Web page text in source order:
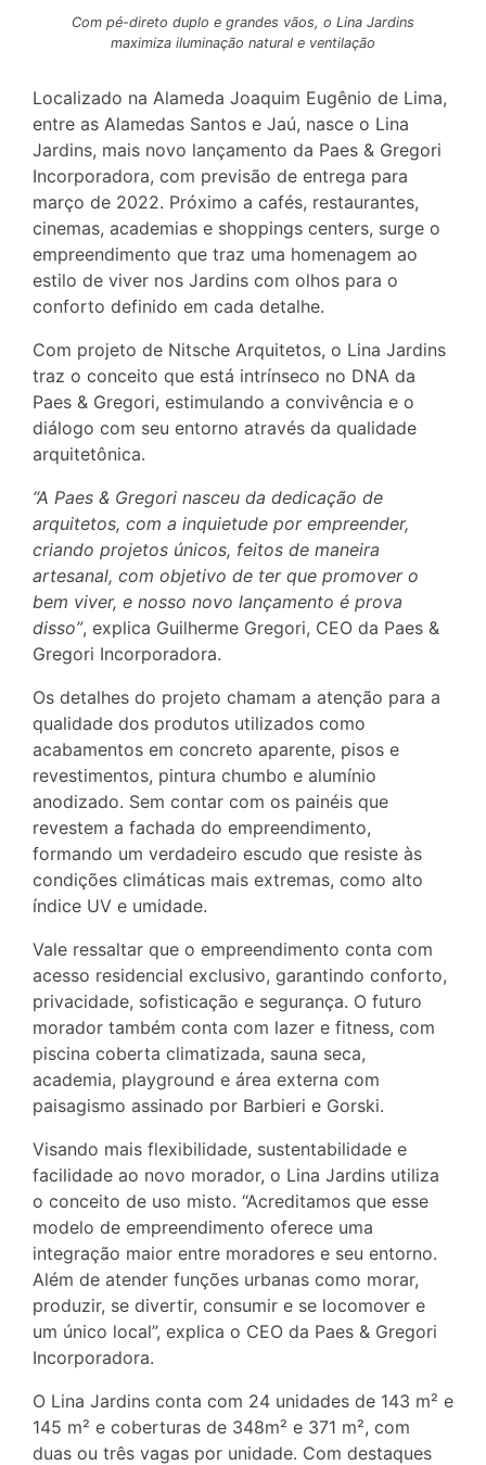
Com pé-direto duplo e grandes vãos, o Lina Jardins
maximiza iluminação natural e ventilação
Localizado na Alameda Joaquim Eugênio de Lima,
entre as Alamedas Santos e Jaú, nasce o Lina
Jardins, mais novo lançamento da Paes & Gregori
Incorporadora, com previsão de entrega para
março de 2022. Próximo a cafés, restaurantes,
cinemas, academias e shoppings centers, surge o
empreendimento que traz uma homenagem ao
estilo de viver nos Jardins com olhos para o
conforto definido em cada detalhe.
Com projeto de Nitsche Arquitetos, o Lina Jardins
traz o conceito que está intrínseco no DNA da
Paes & Gregori, estimulando a convivência e o
diálogo com seu entorno através da qualidade
arquitetônica.
“A Paes & Gregori nasceu da dedicação de
arquitetos, com a inquietude por empreender,
criando projetos únicos, feitos de maneira
artesanal, com objetivo de ter que promover o
bem viver, e nosso novo lançamento é prova
disso”, explica Guilherme Gregori, CEO da Paes &
Gregori Incorporadora.
Os detalhes do projeto chamam a atenção para a
qualidade dos produtos utilizados como
acabamentos em concreto aparente, pisos e
revestimentos, pintura chumbo e alumínio
anodizado. Sem contar com os painéis que
revestem a fachada do empreendimento,
formando um verdadeiro escudo que resiste às
condições climáticas mais extremas, como alto
índice UV e umidade.
Vale ressaltar que o empreendimento conta com
acesso residencial exclusivo, garantindo conforto,
privacidade, sofisticação e segurança. O futuro
morador também conta com lazer e fitness, com
piscina coberta climatizada, sauna seca,
academia, playground e área externa com
paisagismo assinado por Barbieri e Gorski.
Visando mais flexibilidade, sustentabilidade e
facilidade ao novo morador, o Lina Jardins utiliza
o conceito de uso misto. “Acreditamos que esse
modelo de empreendimento oferece uma
integração maior entre moradores e seu entorno.
Além de atender funções urbanas como morar,
produzir, se divertir, consumir e se locomover e
um único local”, explica o CEO da Paes & Gregori
Incorporadora.
O Lina Jardins conta com 24 unidades de 143 m² e
145 m² e coberturas de 348m² e 371 m², com
duas ou três vagas por unidade. Com destaques